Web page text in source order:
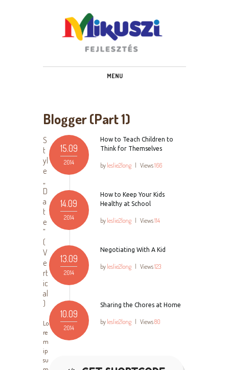
MENU
Blogger (Part 1)
15.09
2014
How to Teach Children to
Think for Themselves
by leslie2long Views166
14.09
2014
How to Keep Your Kids
Healthy at School
by leslie2long Views114
13.09
2014
Negotiating With A Kid
by leslie2long Views123
10.09
2014
Sharing the Chores at Home
by leslie2long Views80
S
t
yl
e
„
D
a
t
e
”
(
V
e
rt
ic
al
)
Lo
re
m
ip
su